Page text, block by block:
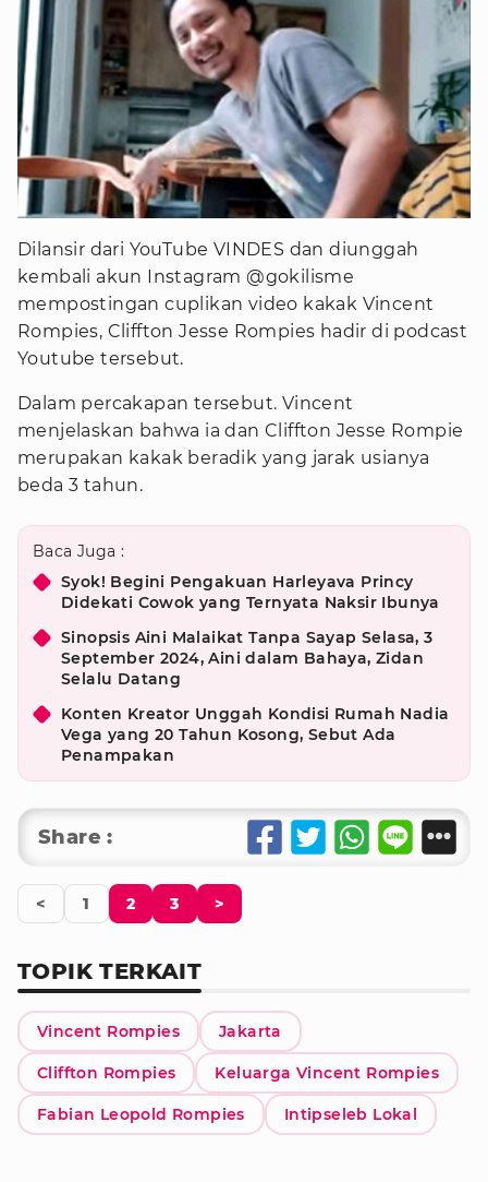
Dilansir dari YouTube VINDES dan diunggah
kembali akun Instagram @gokilisme
mempostingan cuplikan video kakak Vincent
Rompies, Cliffton Jesse Rompies hadir di podcast
Youtube tersebut.
Dalam percakapan tersebut. Vincent
menjelaskan bahwa ia dan Cliffton Jesse Rompie
merupakan kakak beradik yang jarak usianya
beda 3 tahun.
Baca Juga :
Syok! Begini Pengakuan Harleyava Princy
Didekati Cowok yang Ternyata Naksir Ibunya
Sinopsis Aini Malaikat Tanpa Sayap Selasa, 3
September 2024, Aini dalam Bahaya, Zidan
Selalu Datang
Konten Kreator Unggah Kondisi Rumah Nadia
Vega yang 20 Tahun Kosong, Sebut Ada
Penampakan
Share :
< 1 2 3 >
TOPIK TERKAIT
Vincent Rompies Jakarta
Cliffton Rompies Keluarga Vincent Rompies
Fabian Leopold Rompies Intipseleb Lokal